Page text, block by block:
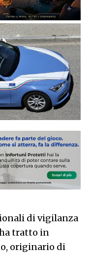
di vigilanza
tratto in
originario di